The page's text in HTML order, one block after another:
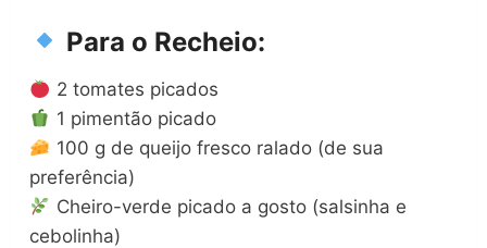
Para o Recheio:
2 tomates picados
1 pimentão picado
100 g de queijo fresco ralado (de sua
preferência)
Cheiro-verde picado a gosto (salsinha e
cebolinha)